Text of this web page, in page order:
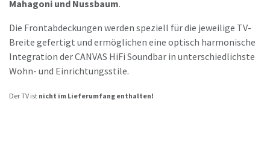
Mahagoni und Nussbaum.
Die Frontabdeckungen werden speziell für die jeweilige TV-
Breite gefertigt und ermöglichen eine optisch harmonische
Integration der CANVAS HiFi Soundbar in unterschiedlichste
Wohn- und Einrichtungsstile.
Der TV ist nicht im Lieferumfang enthalten!